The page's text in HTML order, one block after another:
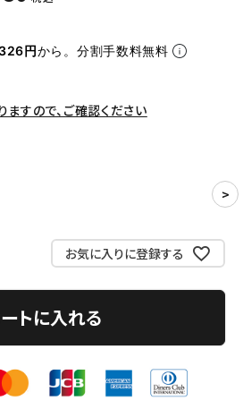
会員登録
円から。分割手数料無料
すので、ご確認ください
お気に入りに登録する
トに入れる